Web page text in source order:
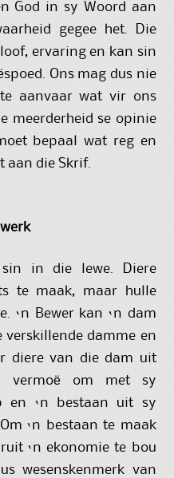
God in sy Woord aan
gegee het. Die
ervaring en kan sin
Ons mag dus nie
aanvaar wat vir ons
meerderheid se opinie
bepaal wat reg en
aan die Skrif.
sin in die lewe. Diere
te maak, maar hulle
‘n Bewer kan ‘n dam
verskillende damme en
diere van die dam uit
vermoë om met sy
en ‘n bestaan uit sy
‘n bestaan te maak
‘n ekonomie te bou
wesenskenmerk van